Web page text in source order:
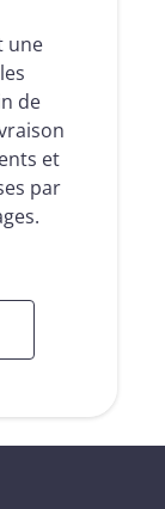
une
de
et
par